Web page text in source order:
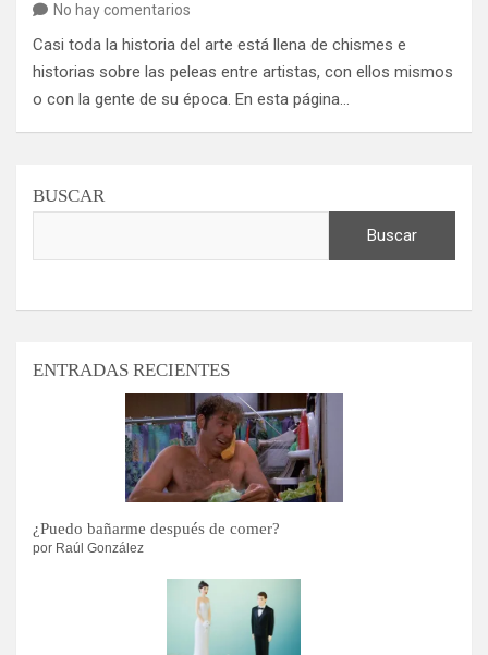
No hay comentarios
Casi toda la historia del arte está llena de chismes e
historias sobre las peleas entre artistas, con ellos mismos
o con la gente de su época. En esta página…
BUSCAR
Buscar
ENTRADAS RECIENTES
¿Puedo bañarme después de comer?
por Raúl González